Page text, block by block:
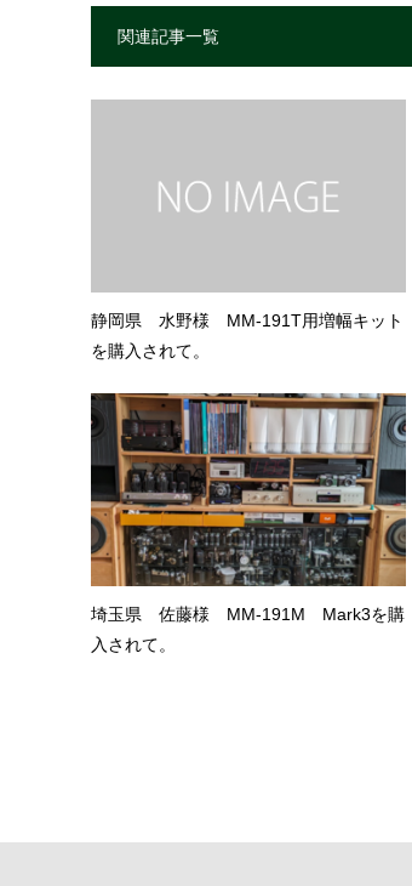
関連記事一覧
静岡県 水野様 MM-191T用増幅キット
を購入されて。
埼玉県 佐藤様 MM-191M Mark3を購
入されて。